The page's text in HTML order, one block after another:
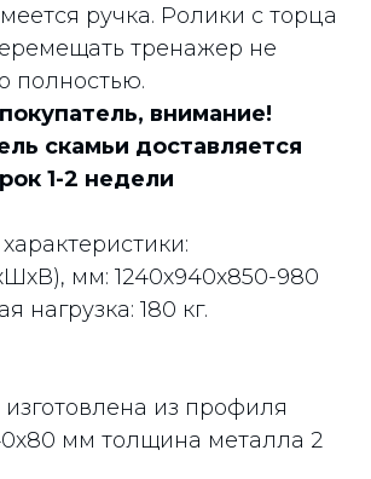
ручка. Ролики с торца
тренажер не
полностью.
внимание!
скамьи доставляется
1-2 недели
мм: 1240х940х850-980
нагрузка: 180 кг.
изготовлена из профиля
мм толщина металла 2